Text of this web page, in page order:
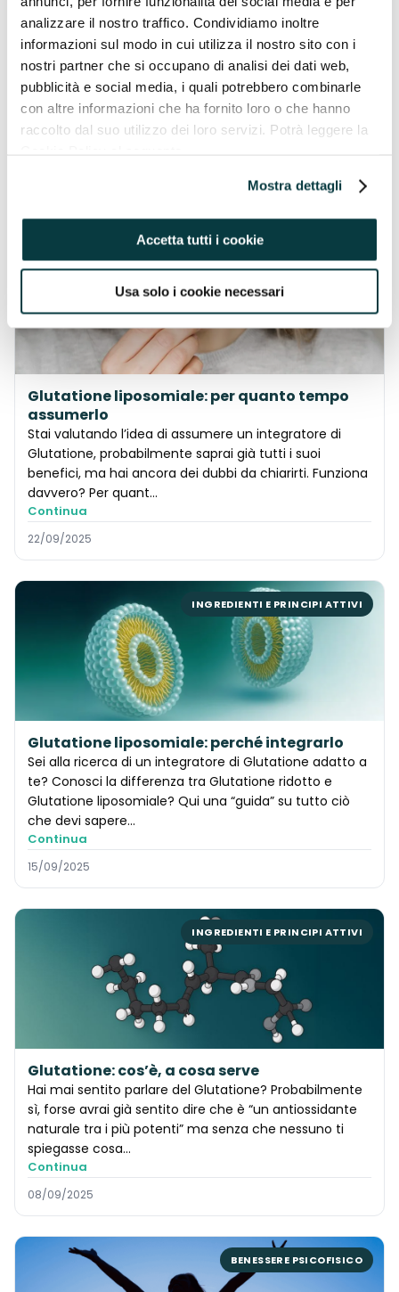
analizzare il nostro traffico. Condividiamo inoltre
informazioni sul modo in cui utilizza il nostro sito con i
nostri partner che si occupano di analisi dei dati web,
pubblicità e social media, i quali potrebbero combinarle
con altre informazioni che ha fornito loro o che hanno
raccolto dal suo utilizzo dei loro servizi. Potrà leggere la
Mostra dettagli
Accetta tutti i cookie
Usa solo i cookie necessari
Magnesio: a cosa serve e quando assumerlo
Sapevi che il Magnesio svolge un ruolo fondamentale
in oltre 300 reazioni biochimiche nel tuo corpo?
Eppure, in molti non sanno a cosa serve il Magnesio,
STANCHEZZA FISICA
Glutatione liposomiale: per quanto tempo
assumerlo
Stai valutando l’idea di assumere un integratore di
Glutatione, probabilmente saprai già tutti i suoi
benefici, ma hai ancora dei dubbi da chiarirti. Funziona
davvero? Per quant…
Continua
22/09/2025
INGREDIENTI E PRINCIPI ATTIVI
Glutatione liposomiale: perché integrarlo
Sei alla ricerca di un integratore di Glutatione adatto a
te? Conosci la differenza tra Glutatione ridotto e
Glutatione liposomiale? Qui una “guida” su tutto ciò
che devi sapere…
Continua
15/09/2025
INGREDIENTI E PRINCIPI ATTIVI
Glutatione: cos’è, a cosa serve
Hai mai sentito parlare del Glutatione? Probabilmente
sì, forse avrai già sentito dire che è “un antiossidante
naturale tra i più potenti” ma senza che nessuno ti
spiegasse cosa...
Continua
08/09/2025
BENESSERE PSICOFISICO